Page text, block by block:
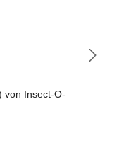
von Insect-O-